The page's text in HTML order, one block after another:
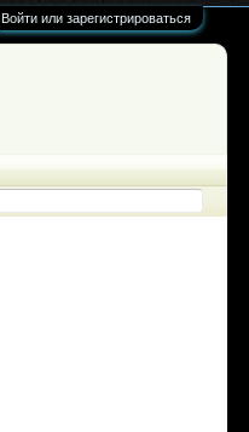
Войти или зарегистрироваться